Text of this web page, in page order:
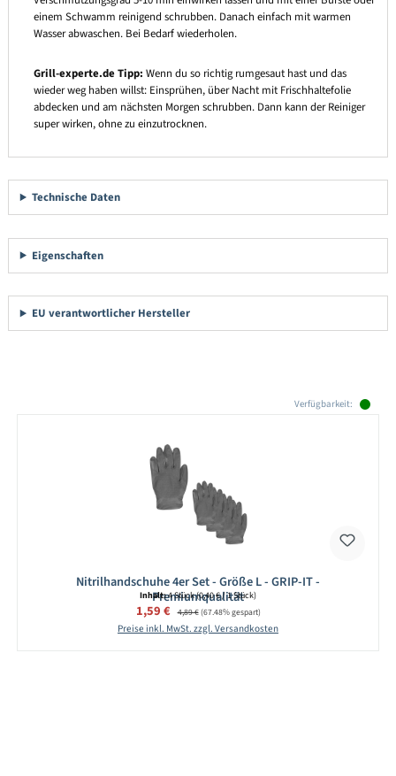
einem Schwamm reinigend schrubben. Danach einfach mit warmen
Wasser abwaschen. Bei Bedarf wiederholen.
Grill-experte.de Tipp: Wenn du so richtig rumgesaut hast und das
wieder weg haben willst: Einsprühen, über Nacht mit Frischhaltefolie
abdecken und am nächsten Morgen schrubben. Dann kann der Reiniger
super wirken, ohne zu einzutrocknen.
Technische Daten
Eigenschaften
EU verantwortlicher Hersteller
Verfügbarkeit:
Nitrilhandschuhe 4er Set - Größe L - GRIP-IT -
Premiumqualität
Inhalt:4 Stück(0,40 € / 1 Stück)
Verkaufspreis:
1,59 € Regulärer Preis:
4,89 €(67.48% gespart)
Preise inkl. MwSt. zzgl. Versandkosten